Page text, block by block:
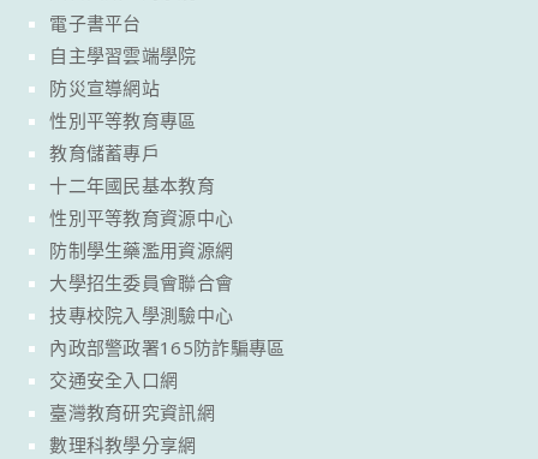
電子書平台
自主學習雲端學院
防災宣導網站
性別平等教育專區
教育儲蓄專戶
十二年國民基本教育
性別平等教育資源中心
防制學生藥濫用資源網
大學招生委員會聯合會
技專校院入學測驗中心
內政部警政署165防詐騙專區
交通安全入口網
臺灣教育研究資訊網
數理科教學分享網